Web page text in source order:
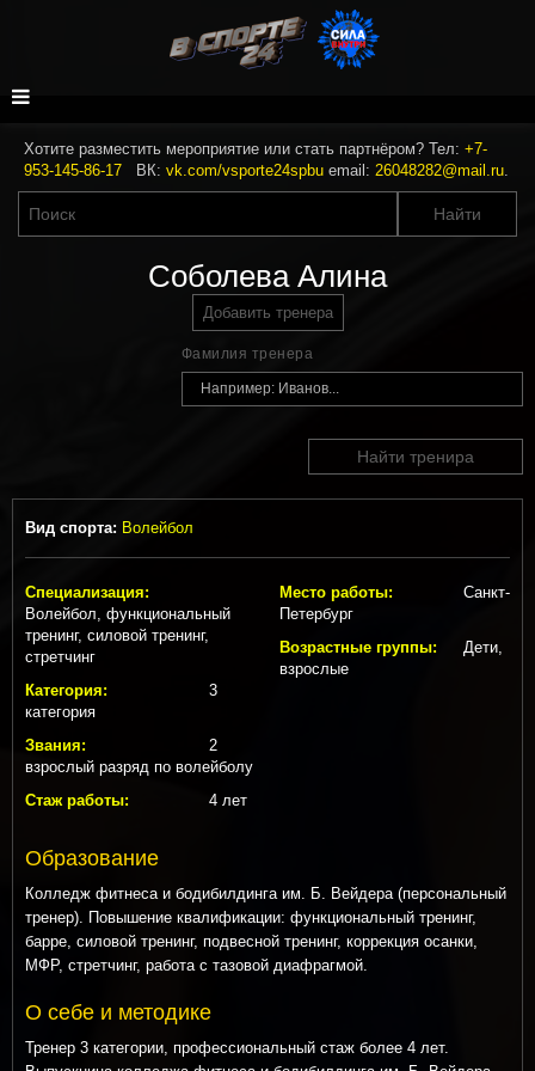
Хотите разместить мероприятие или стать партнёром? Тел: +7-
953-145-86-17 ВК: vk.com/vsporte24spbu email: 26048282@mail.ru.
Соболева Алина
Добавить тренера
Фамилия тренера
Найти тренира
Вид спорта: Волейбол
Специализация:
Волейбол, функциональный
тренинг, силовой тренинг,
стретчинг
Категория:
3
категория
Звания:
2
взрослый разряд по волейболу
Стаж работы:
4 лет
Место работы:
Санкт-
Петербург
Возрастные группы:
Дети,
взрослые
Образование
Колледж фитнеса и бодибилдинга им. Б. Вейдера (персональный
тренер). Повышение квалификации: функциональный тренинг,
барре, силовой тренинг, подвесной тренинг, коррекция осанки,
МФР, стретчинг, работа с тазовой диафрагмой.
О себе и методике
Тренер 3 категории, профессиональный стаж более 4 лет.